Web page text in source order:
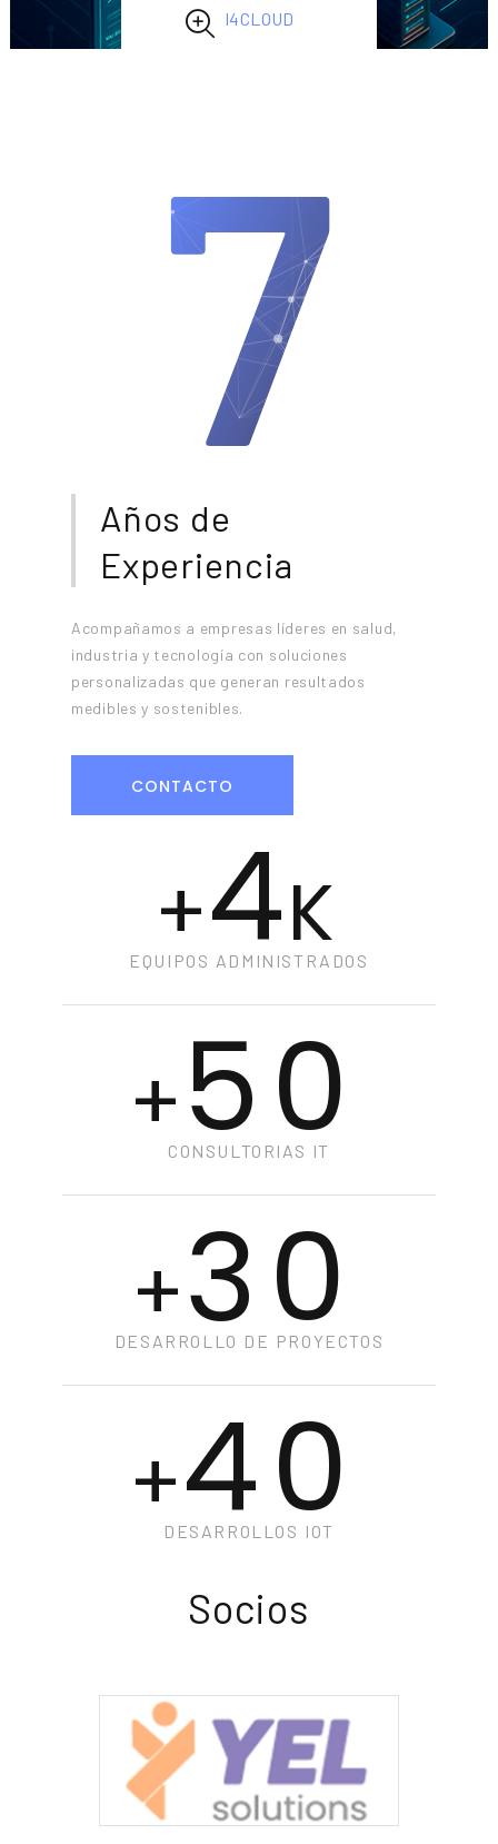
I4CLOUD
7
Años de
Experiencia
Acompañamos a empresas líderes en salud,
industria y tecnología con soluciones
personalizadas que generan resultados
medibles y sostenibles.
CONTACTO
+4K
EQUIPOS ADMINISTRADOS
+50
CONSULTORIAS IT
+30
DESARROLLO DE PROYECTOS
+40
DESARROLLOS IOT
Socios